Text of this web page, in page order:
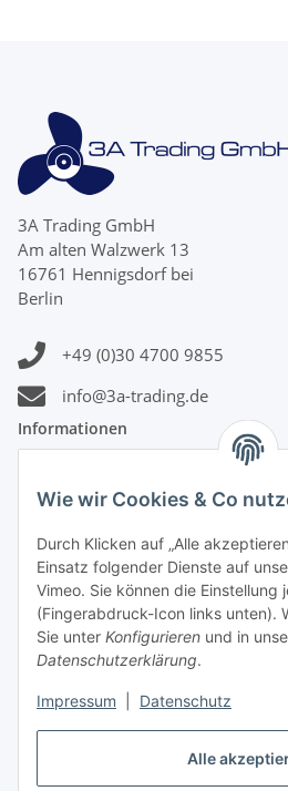
Alle
Wie wir Cookies & Co
Durch Klicken auf „Alle
Einsatz folgender Dienste auf
Vimeo. Sie können die Einstellung
(Fingerabdruck-Icon links unten).
Sie unter Konfigurieren und in
Datenschutzerklärung.
Impressum Datenschutz
3A Trading GmbH
Am alten Walzwerk 13
16761 Hennigsdorf bei
Berlin
+49 (0)30 4700 9855
info@3a-trading.de
Informationen
Gesetzliche Informationen
Zahlungsinformationen
Versandinformationen